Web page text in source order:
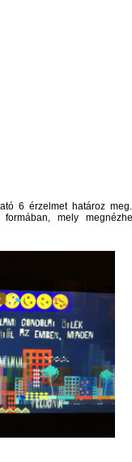
6 érzelmet határoz
mely